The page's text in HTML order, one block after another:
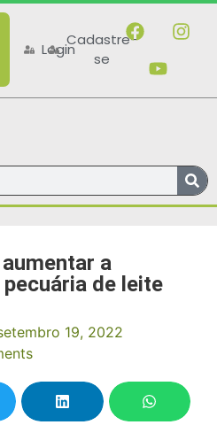
Login
Cadastre-
se
a
de leite
19, 2022